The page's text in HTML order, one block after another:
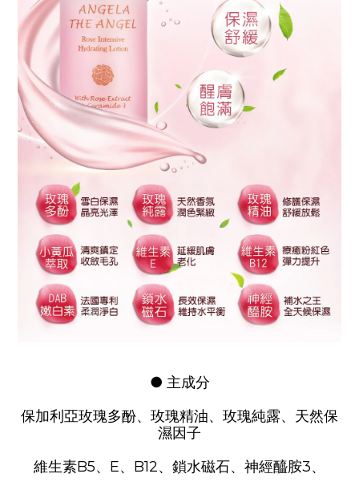
● 主成分
保加利亞玫瑰多酚、玫瑰精油、玫瑰純露、天然保
濕因子
維生素B5、E、B12、鎖水磁石、神經醯胺3、